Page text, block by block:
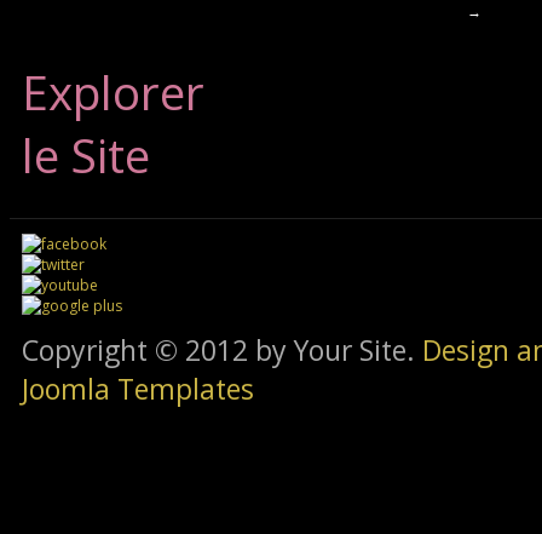
→
Explorer
le Site
Copyright © 2012 by Your Site. Design
Joomla Templates